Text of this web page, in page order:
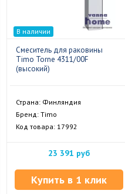
В наличии
Смеситель для раковины
Timo Torne 4311/00F
(высокий)
Страна: Финляндия
Бренд: Timo
Код товара: 17992
23 391 руб
Купить в 1 клик